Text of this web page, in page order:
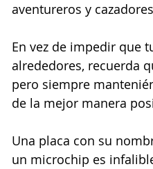
aventureros y
En vez de impedir que
alrededores, recuerda
pero siempre
de la mejor manera
Una placa con su
un microchip es